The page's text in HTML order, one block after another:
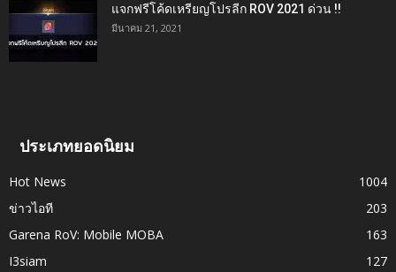
แจกฟรีโค้ดเหรียญโปรลีก ROV 2021 ด่วน !!
มีนาคม 21, 2021
ประเภทยอดนิยม
Hot News
1004
ข่าวไอที
203
Garena RoV: Mobile MOBA
163
I3siam
127